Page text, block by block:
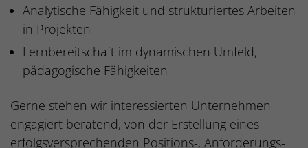
Analytische Fähigkeit und strukturiertes Arbeiten
in Projekten
Lernbereitschaft im dynamischen Umfeld,
pädagogische Fähigkeiten
Gerne stehen wir interessierten Unternehmen
engagiert beratend, von der Erstellung eines
erfolgsversprechenden Positions-, Anforderungs-